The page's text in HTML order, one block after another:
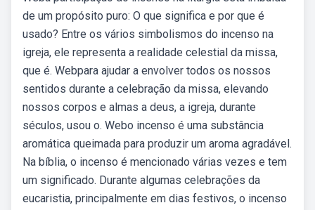
de um propósito puro: O que significa e por que é
usado? Entre os vários simbolismos do incenso na
igreja, ele representa a realidade celestial da missa,
que é. Webpara ajudar a envolver todos os nossos
sentidos durante a celebração da missa, elevando
nossos corpos e almas a deus, a igreja, durante
séculos, usou o. Webo incenso é uma substância
aromática queimada para produzir um aroma agradável.
Na bíblia, o incenso é mencionado várias vezes e tem
um significado. Durante algumas celebrações da
eucaristia, principalmente em dias festivos, o incenso